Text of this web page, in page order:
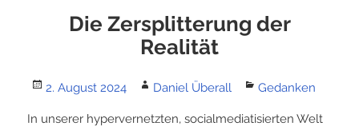
Die Zersplitterung der
Realität
Posted
2. August 2024 Author
Daniel Überall Categories
Gedanken
In unserer hypervernetzten, socialmediatisierten Welt